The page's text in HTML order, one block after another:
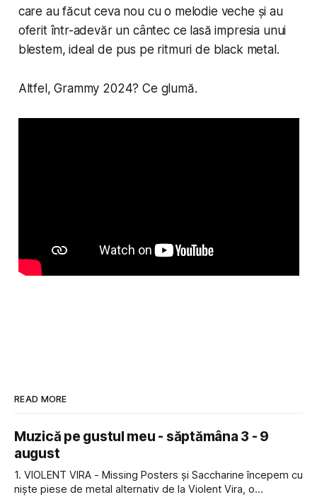
care au făcut ceva nou cu o melodie veche și au
oferit într-adevăr un cântec ce lasă impresia unui
blestem, ideal de pus pe ritmuri de black metal.
Altfel, Grammy 2024? Ce glumă.
READ MORE
Muzică pe gustul meu - săptămâna 3 - 9
august
1. VIOLENT VIRA - Missing Posters și Saccharine începem cu
niște piese de metal alternativ de la Violent Vira, o